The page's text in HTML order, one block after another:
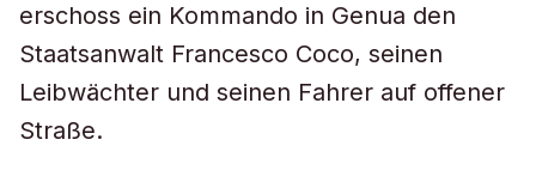
erschoss ein Kommando in Genua den
Staatsanwalt Francesco Coco, seinen
Leibwächter und seinen Fahrer auf offener
Straße.